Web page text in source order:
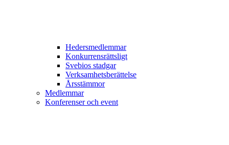
Hedersmedlemmar
Konkurrensrättsligt
Svebios stadgar
Verksamhetsberättelse
Årsstämmor
Medlemmar
Konferenser och event